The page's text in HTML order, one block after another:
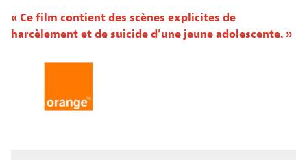
« Ce film contient des scènes explicites de
harcèlement et de suicide d’une jeune adolescente. »